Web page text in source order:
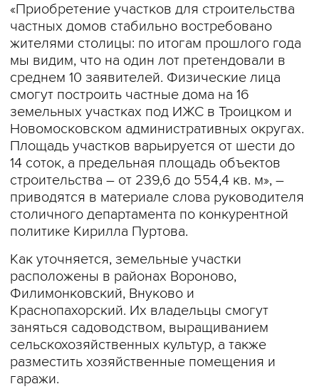
«Приобретение участков для строительства
частных домов стабильно востребовано
жителями столицы: по итогам прошлого года
мы видим, что на один лот претендовали в
среднем 10 заявителей. Физические лица
смогут построить частные дома на 16
земельных участках под ИЖС в Троицком и
Новомосковском административных округах.
Площадь участков варьируется от шести до
14 соток, а предельная площадь объектов
строительства – от 239,6 до 554,4 кв. м», –
приводятся в материале слова руководителя
столичного департамента по конкурентной
политике Кирилла Пуртова.
Как уточняется, земельные участки
расположены в районах Вороново,
Филимонковский, Внуково и
Краснопахорский. Их владельцы смогут
заняться садоводством, выращиванием
сельскохозяйственных культур, а также
разместить хозяйственные помещения и
гаражи.